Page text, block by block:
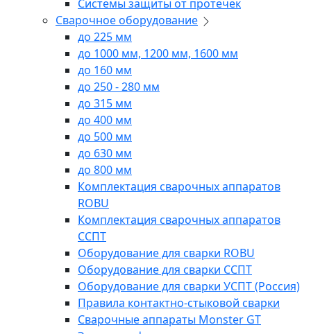
Системы защиты от протечек
Сварочное оборудование
до 225 мм
до 1000 мм, 1200 мм, 1600 мм
до 160 мм
до 250 - 280 мм
до 315 мм
до 400 мм
до 500 мм
до 630 мм
до 800 мм
Комплектация сварочных аппаратов
ROBU
Комплектация сварочных аппаратов
ССПТ
Оборудование для сварки ROBU
Оборудование для сварки ССПТ
Оборудование для сварки УСПТ (Россия)
Правила контактно-стыковой сварки
Сварочные аппараты Monster GT